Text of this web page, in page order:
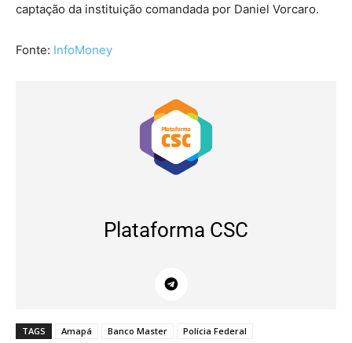
captação da instituição comandada por Daniel Vorcaro.
Fonte: InfoMoney
Plataforma CSC
TAGS Amapá Banco Master Polícia Federal